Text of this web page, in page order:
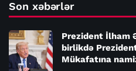
Son xəbərlər
Prezident İlham
birlikdə
Mükafatına